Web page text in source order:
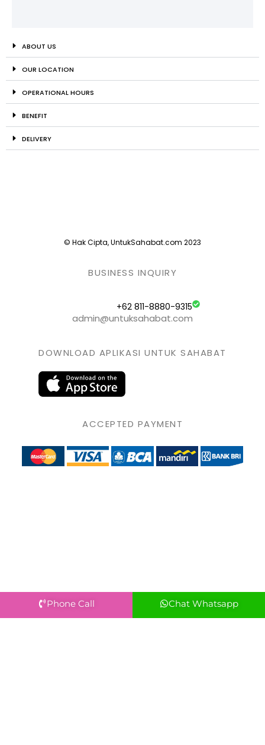
ABOUT US
OUR LOCATION
OPERATIONAL HOURS
BENEFIT
DELIVERY
© Hak Cipta, UntukSahabat.com 2023
BUSINESS INQUIRY
+62 811-8880-9315
admin@untuksahabat.com
DOWNLOAD APLIKASI UNTUK SAHABAT
ACCEPTED PAYMENT
Phone Call Chat Whatsapp